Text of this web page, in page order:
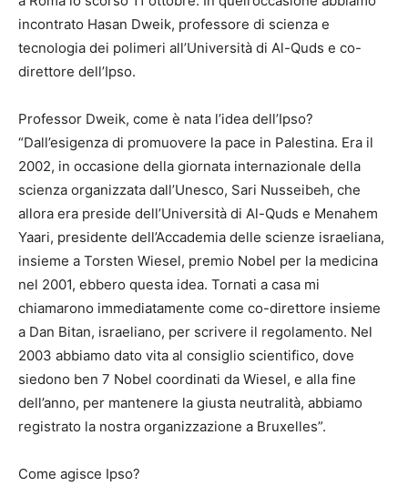
incontrato Hasan Dweik, professore di scienza e
tecnologia dei polimeri all’Università di Al-Quds e co-
direttore dell’Ipso.
Professor Dweik, come è nata l’idea dell’Ipso?
“Dall’esigenza di promuovere la pace in Palestina. Era il
2002, in occasione della giornata internazionale della
scienza organizzata dall’Unesco, Sari Nusseibeh, che
allora era preside dell’Università di Al-Quds e Menahem
Yaari, presidente dell’Accademia delle scienze israeliana,
insieme a Torsten Wiesel, premio Nobel per la medicina
nel 2001, ebbero questa idea. Tornati a casa mi
chiamarono immediatamente come co-direttore insieme
a Dan Bitan, israeliano, per scrivere il regolamento. Nel
2003 abbiamo dato vita al consiglio scientifico, dove
siedono ben 7 Nobel coordinati da Wiesel, e alla fine
dell’anno, per mantenere la giusta neutralità, abbiamo
registrato la nostra organizzazione a Bruxelles”.
Come agisce Ipso?